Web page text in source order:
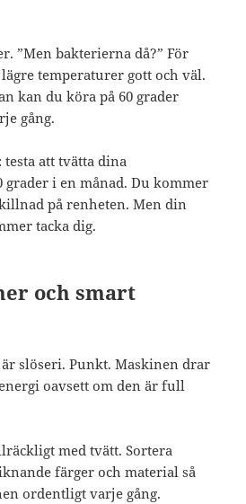
”Men bakterierna då?” För
temperaturer gott och väl.
kan du köra på 60 grader
gång.
att tvätta dina
grader i en månad. Du kommer
på renheten. Men din
tacka dig.
och smart
slöseri. Punkt. Maskinen drar
oavsett om den är full
med tvätt. Sortera
färger och material så
ordentligt varje gång.